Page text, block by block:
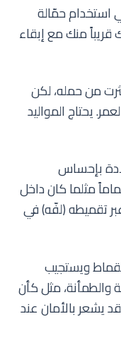
استخدام حمّالة
منك مع إبقاء
من حمله، لكن
يحتاج المواليد
بإحساس
مثلما كان داخل
تقميطه (لفّه) في
ويستجيب
مثل كأن
يشعر بالأمان عند